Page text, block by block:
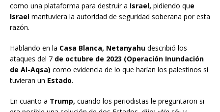
como una plataforma para destruir a Israel, pidiendo que
Israel mantuviera la autoridad de seguridad soberana por esta
razón.
Hablando en la Casa Blanca, Netanyahu describió los
ataques del 7 de octubre de 2023 (Operación Inundación
de Al-Aqsa) como evidencia de lo que harían los palestinos si
tuvieran un Estado.
En cuanto a Trump, cuando los periodistas le preguntaron si